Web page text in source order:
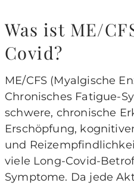
Was ist ME/
Covid?
ME/CFS (Myalgische
Chronisches Fatigue-
schwere, chronische
Erschöpfung,
und
viele Long-Covid-
Symptome. Da jede